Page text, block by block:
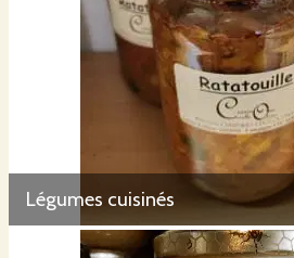
Légumes cuisinés